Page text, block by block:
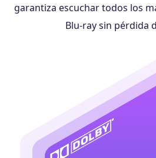
garantiza escuchar todos los
Blu-ray sin pérdida